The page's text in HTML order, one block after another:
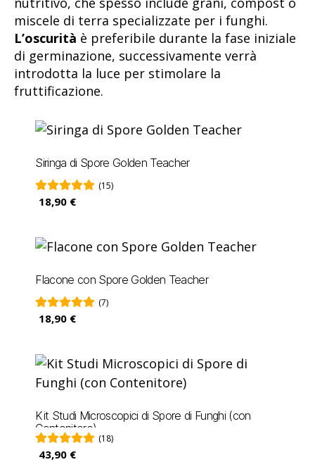
miscele di terra specializzate per i funghi.
L’oscurità è preferibile durante la fase iniziale
di germinazione, successivamente verrà
introdotta la luce per stimolare la
fruttificazione.
Siringa di Spore Golden Teacher
(15)
18,90 €
Flacone con Spore Golden Teacher
(7)
18,90 €
Kit Studi Microscopici di Spore di Funghi (con
Contenitore)
(18)
43,90 €